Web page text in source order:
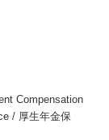
Compensation
/ 厚生年金保